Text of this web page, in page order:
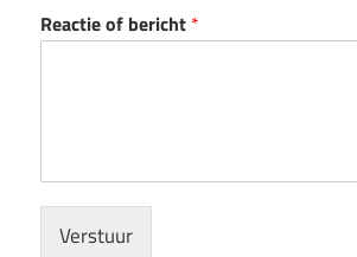
Reactie of bericht *
Verstuur